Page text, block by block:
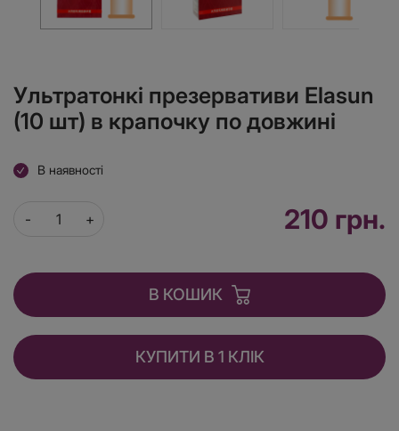
Ультратонкі презервативи Elasun
(10 шт) в крапочку по довжині
В наявності
210 грн.
В КОШИК
КУПИТИ В 1 КЛІК